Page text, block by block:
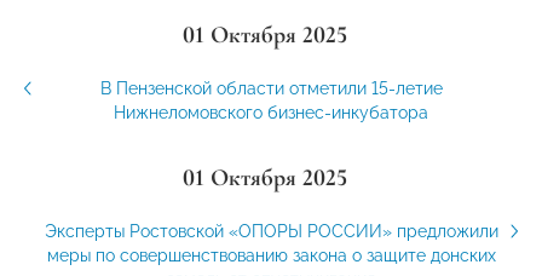
01 Октября 2025
В Пензенской области отметили 15-летие
Нижнеломовского бизнес-инкубатора
01 Октября 2025
Эксперты Ростовской «ОПОРЫ РОССИИ» предложили
меры по совершенствованию закона о защите донских